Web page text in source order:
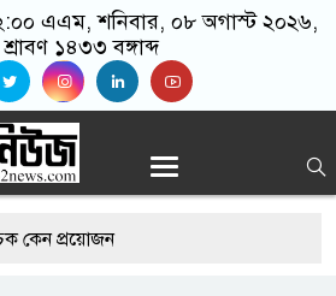
এএম, শনিবার, ০৮ অগাস্ট ২০২৬,
১৪৩৩ বঙ্গাব্দ
কেন প্রয়োজন